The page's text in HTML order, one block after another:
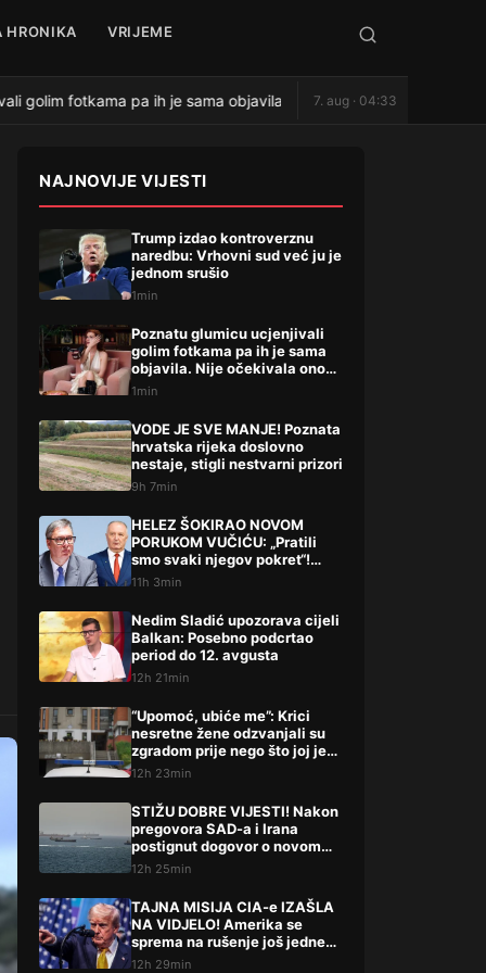
HRONIKA VRIJEME
golim fotkama pa ih je sama objavila. Nije očekivala ono što
7. aug · 04:33
NAJNOVIJE VIJESTI
Trump izdao kontroverznu
naredbu: Vrhovni sud već ju je
jednom srušio
1min
Poznatu glumicu ucjenjivali
golim fotkama pa ih je sama
objavila. Nije očekivala ono
što uslijedilo: ‘Slomilo me‘
1min
VODE JE SVE MANJE! Poznata
hrvatska rijeka doslovno
nestaje, stigli nestvarni prizori
9h 7min
HELEZ ŠOKIRAO NOVOM
PORUKOM VUČIĆU: „Pratili
smo svaki njegov pokret“!
Pominjao i hapšenje, stigao
11h 3min
Nedim Sladić upozorava cijeli
Balkan: Posebno podcrtao
period do 12. avgusta
12h 21min
“Upomoć, ubiće me”: Krici
nesretne žene odzvanjali su
zgradom prije nego što joj je
život oduzeo sin
12h 23min
STIŽU DOBRE VIJESTI! Nakon
pregovora SAD-a i Irana
postignut dogovor o novom
potezu
12h 25min
TAJNA MISIJA CIA-e IZAŠLA
NA VIDJELO! Amerika se
sprema na rušenje još jedne
države
12h 29min